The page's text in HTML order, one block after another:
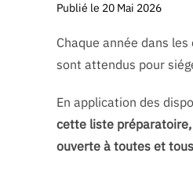
Publié le 20 Mai 2026
Chaque année dans
sont attendus pour
En application des
cette liste
ouverte à toutes et